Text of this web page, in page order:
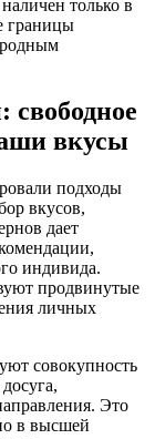
только в
границы
свободное
вкусы
подходы
вкусов,
дает
индивида.
продвинутые
личных
совокупность
Это
в высшей